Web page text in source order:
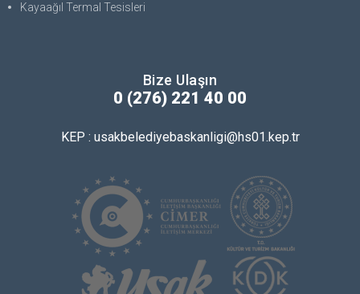
Kayaağıl Termal Tesisleri
Bize Ulaşın
0 (276) 221 40 00
KEP : usakbelediyebaskanligi@hs01.kep.tr